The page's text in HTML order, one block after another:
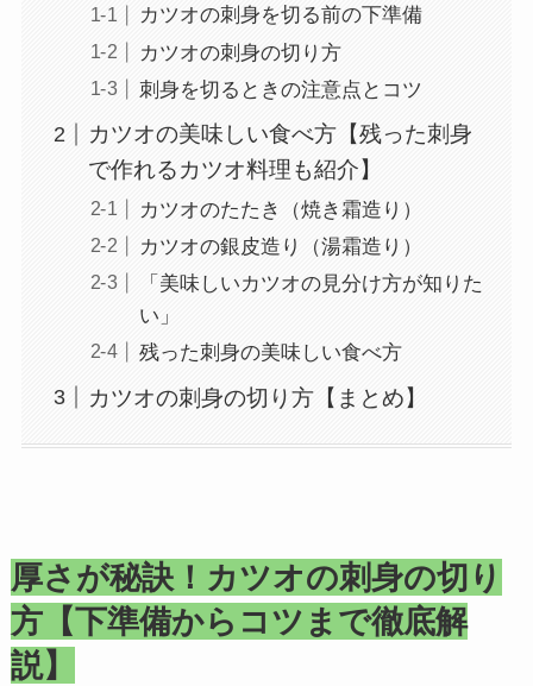
カツオの刺身を切る前の下準備
カツオの刺身の切り方
刺身を切るときの注意点とコツ
カツオの美味しい食べ方【残った刺身
で作れるカツオ料理も紹介】
カツオのたたき（焼き霜造り）
カツオの銀皮造り（湯霜造り）
「美味しいカツオの見分け方が知りた
い」
残った刺身の美味しい食べ方
カツオの刺身の切り方【まとめ】
厚さが秘訣！カツオの刺身の切り
方【下準備からコツまで徹底解
説】